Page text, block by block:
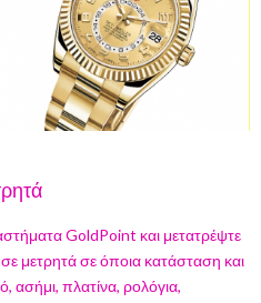
GoldPoint και μετατρέψτε
μετρητά σε όποια κατάσταση και
ασήμι, πλατίνα, ρολόγια,